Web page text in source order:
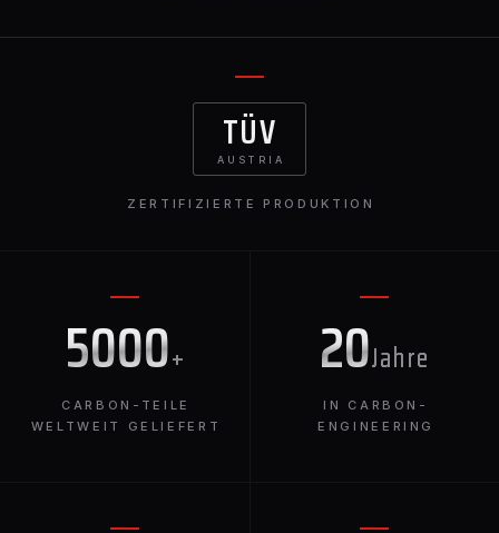
5000+
CARBON-TEILE
WELTWEIT GELIEFERT
20Jahre
IN CARBON-
ENGINEERING
TÜV
AUSTRIA
ZERTIFIZIERTE PRODUKTION